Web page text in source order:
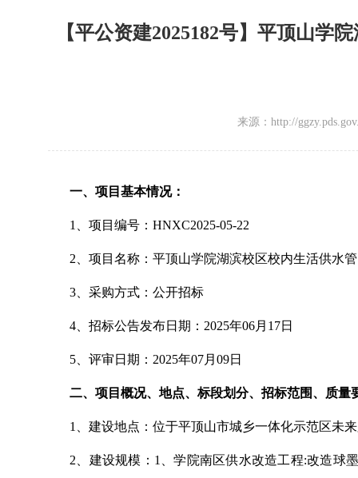
【平公资建2025182号】平顶山学
来源：http://
一、项目基本情况：
1 、项目编号： HNXC2025-05-22
2 、项目名称：平顶山学院湖滨校区校内生活供水
3 、采购方式：公开招标
4 、招标公告发布日期： 2025年06月 17日
5 、评审日期： 2025年07月 09日
二、项目概况、地点、标段划分、招标范围、质量
1 、建设地点：位于平顶山市城乡一体化示范区未
2 、建设规模： 1 、学院南区供水改造工程:改造球